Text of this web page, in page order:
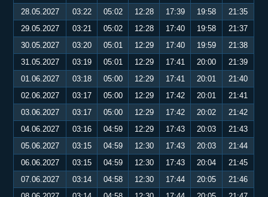
28.05.2027
03:22 05:02 12:28 17:39 19:58
21:35
29.05.2027
03:21 05:02 12:28 17:40 19:58
21:37
30.05.2027
03:20 05:01 12:29 17:40 19:59
21:38
31.05.2027
03:19 05:01 12:29 17:41 20:00
21:39
01.06.2027
03:18 05:00 12:29 17:41 20:01
21:40
02.06.2027
03:17 05:00 12:29 17:42 20:01
21:41
03.06.2027
03:17 05:00 12:29 17:42 20:02
21:42
04.06.2027
03:16 04:59 12:29 17:43 20:03
21:43
05.06.2027
03:15 04:59 12:30 17:43 20:03
21:44
06.06.2027
03:15 04:59 12:30 17:43 20:04
21:45
07.06.2027
03:14 04:58 12:30 17:44 20:05
21:46